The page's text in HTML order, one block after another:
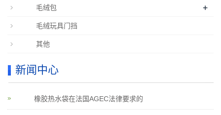
毛绒包 +
毛绒玩具门挡
其他
新闻中心
橡胶热水袋在法国AGEC法律要求的